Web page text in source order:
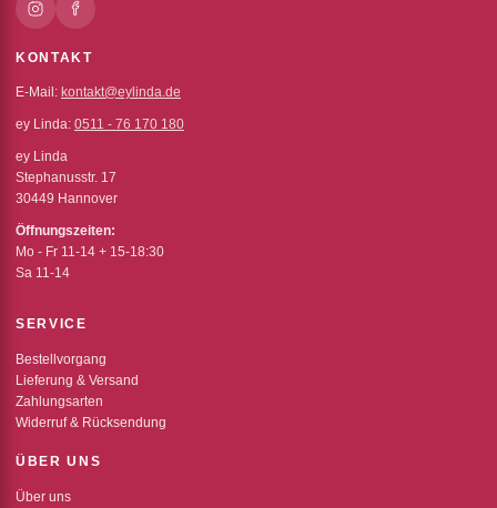
KONTAKT
E-Mail: kontakt@eylinda.de
ey Linda: 0511 - 76 170 180
ey Linda
Stephanusstr. 17
30449 Hannover
Öffnungszeiten:
Mo - Fr 11-14 + 15-18:30
Sa 11-14
SERVICE
Bestellvorgang
Lieferung & Versand
Zahlungsarten
Widerruf & Rücksendung
ÜBER UNS
Über uns